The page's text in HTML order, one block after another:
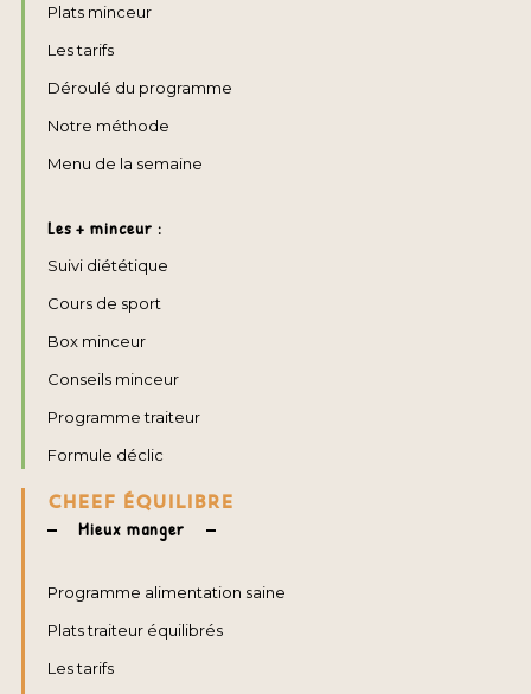
Plats minceur
Les tarifs
Déroulé du programme
Notre méthode
Menu de la semaine
Les + minceur :
Suivi diététique
Cours de sport
Box minceur
Conseils minceur
Programme traiteur
Formule déclic
CHEEF ÉQUILIBRE
Mieux manger
Programme alimentation saine
Plats traiteur équilibrés
Les tarifs